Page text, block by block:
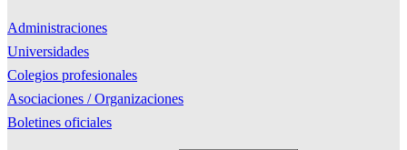
Administraciones
Universidades
Colegios profesionales
Asociaciones / Organizaciones
Boletines oficiales